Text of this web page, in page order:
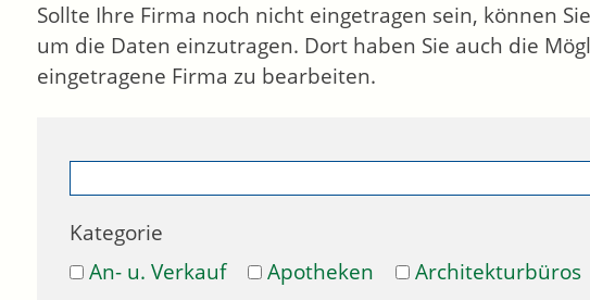
Sollte Ihre Firma noch nicht eingetragen sein, können
um die Daten einzutragen. Dort haben Sie auch die
eingetragene Firma zu bearbeiten.
Kategorie
An- u. Verkauf
Apotheken Architekturbüros